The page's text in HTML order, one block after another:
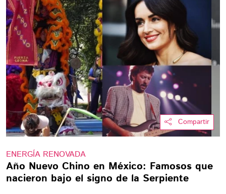
Compartir
ENERGÍA RENOVADA
Año Nuevo Chino en México: Famosos que
nacieron bajo el signo de la Serpiente